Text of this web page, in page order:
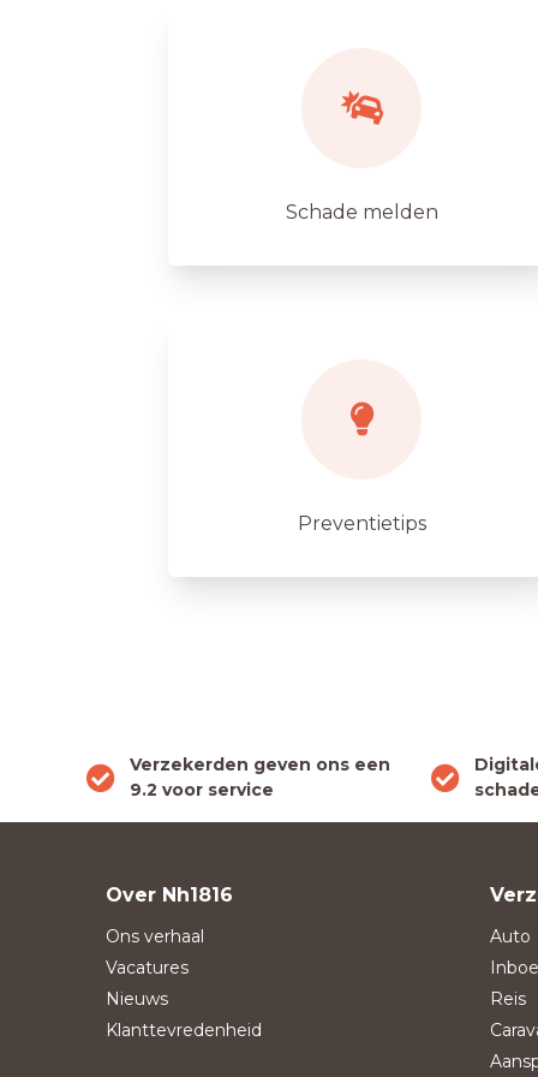
Schade melden
Preventietips
Verzekerden geven ons een
9.2 voor service
Over Nh1816
Ons verhaal
Vacatures
Nieuws
Klanttevredenheid
Auto
Reis